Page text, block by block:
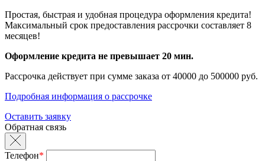
Простая, быстрая и удобная процедура оформления кредита!
Максимальный срок предоставления рассрочки составляет 8
месяцев!
Оформление кредита не превышает 20 мин.
Рассрочка действует при сумме заказа от 40000 до 500000 руб.
Подробная информация о рассрочке
Оставить заявку
Обратная связь
Телефон*